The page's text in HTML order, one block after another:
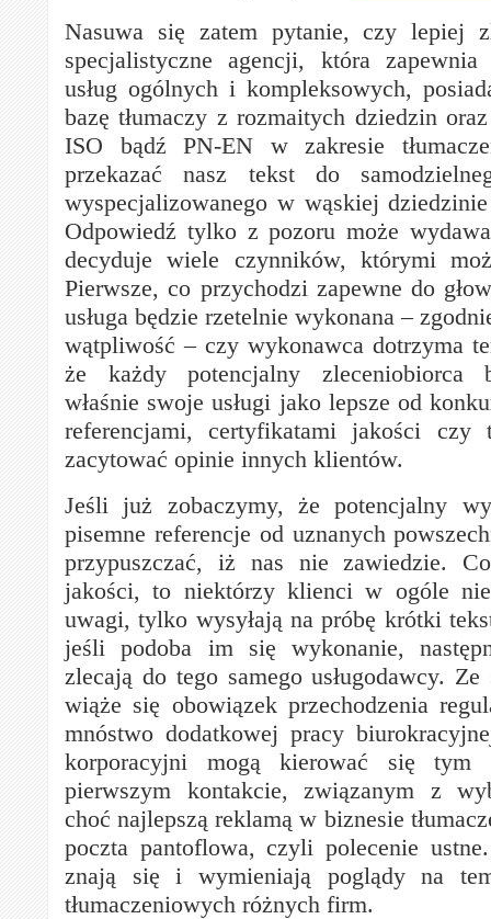
Nasuwa się zatem pytanie, czy lepiej
specjalistyczne agencji, która
usług ogólnych i kompleksowych,
bazę tłumaczy z rozmaitych dziedzin
ISO bądź PN-EN w zakresie
przekazać nasz tekst do
wyspecjalizowanego w wąskiej dziedzinie
Odpowiedź tylko z pozoru może
decyduje wiele czynników, którymi
Pierwsze, co przychodzi zapewne do
usługa będzie rzetelnie wykonana –
wątpliwość – czy wykonawca dotrzyma
że każdy potencjalny zleceniobiorca
właśnie swoje usługi jako lepsze od
referencjami, certyfikatami jakości czy
zacytować opinie innych klientów.
Jeśli już zobaczymy, że potencjalny
pisemne referencje od uznanych
przypuszczać, iż nas nie zawiedzie.
jakości, to niektórzy klienci w ogóle
uwagi, tylko wysyłają na próbę krótki
jeśli podoba im się wykonanie,
zlecają do tego samego usługodawcy. Ze
wiąże się obowiązek przechodzenia
mnóstwo dodatkowej pracy
korporacyjni mogą kierować się tym
pierwszym kontakcie, związanym z
choć najlepszą reklamą w biznesie
poczta pantoflowa, czyli polecenie
znają się i wymieniają poglądy na
tłumaczeniowych różnych firm.